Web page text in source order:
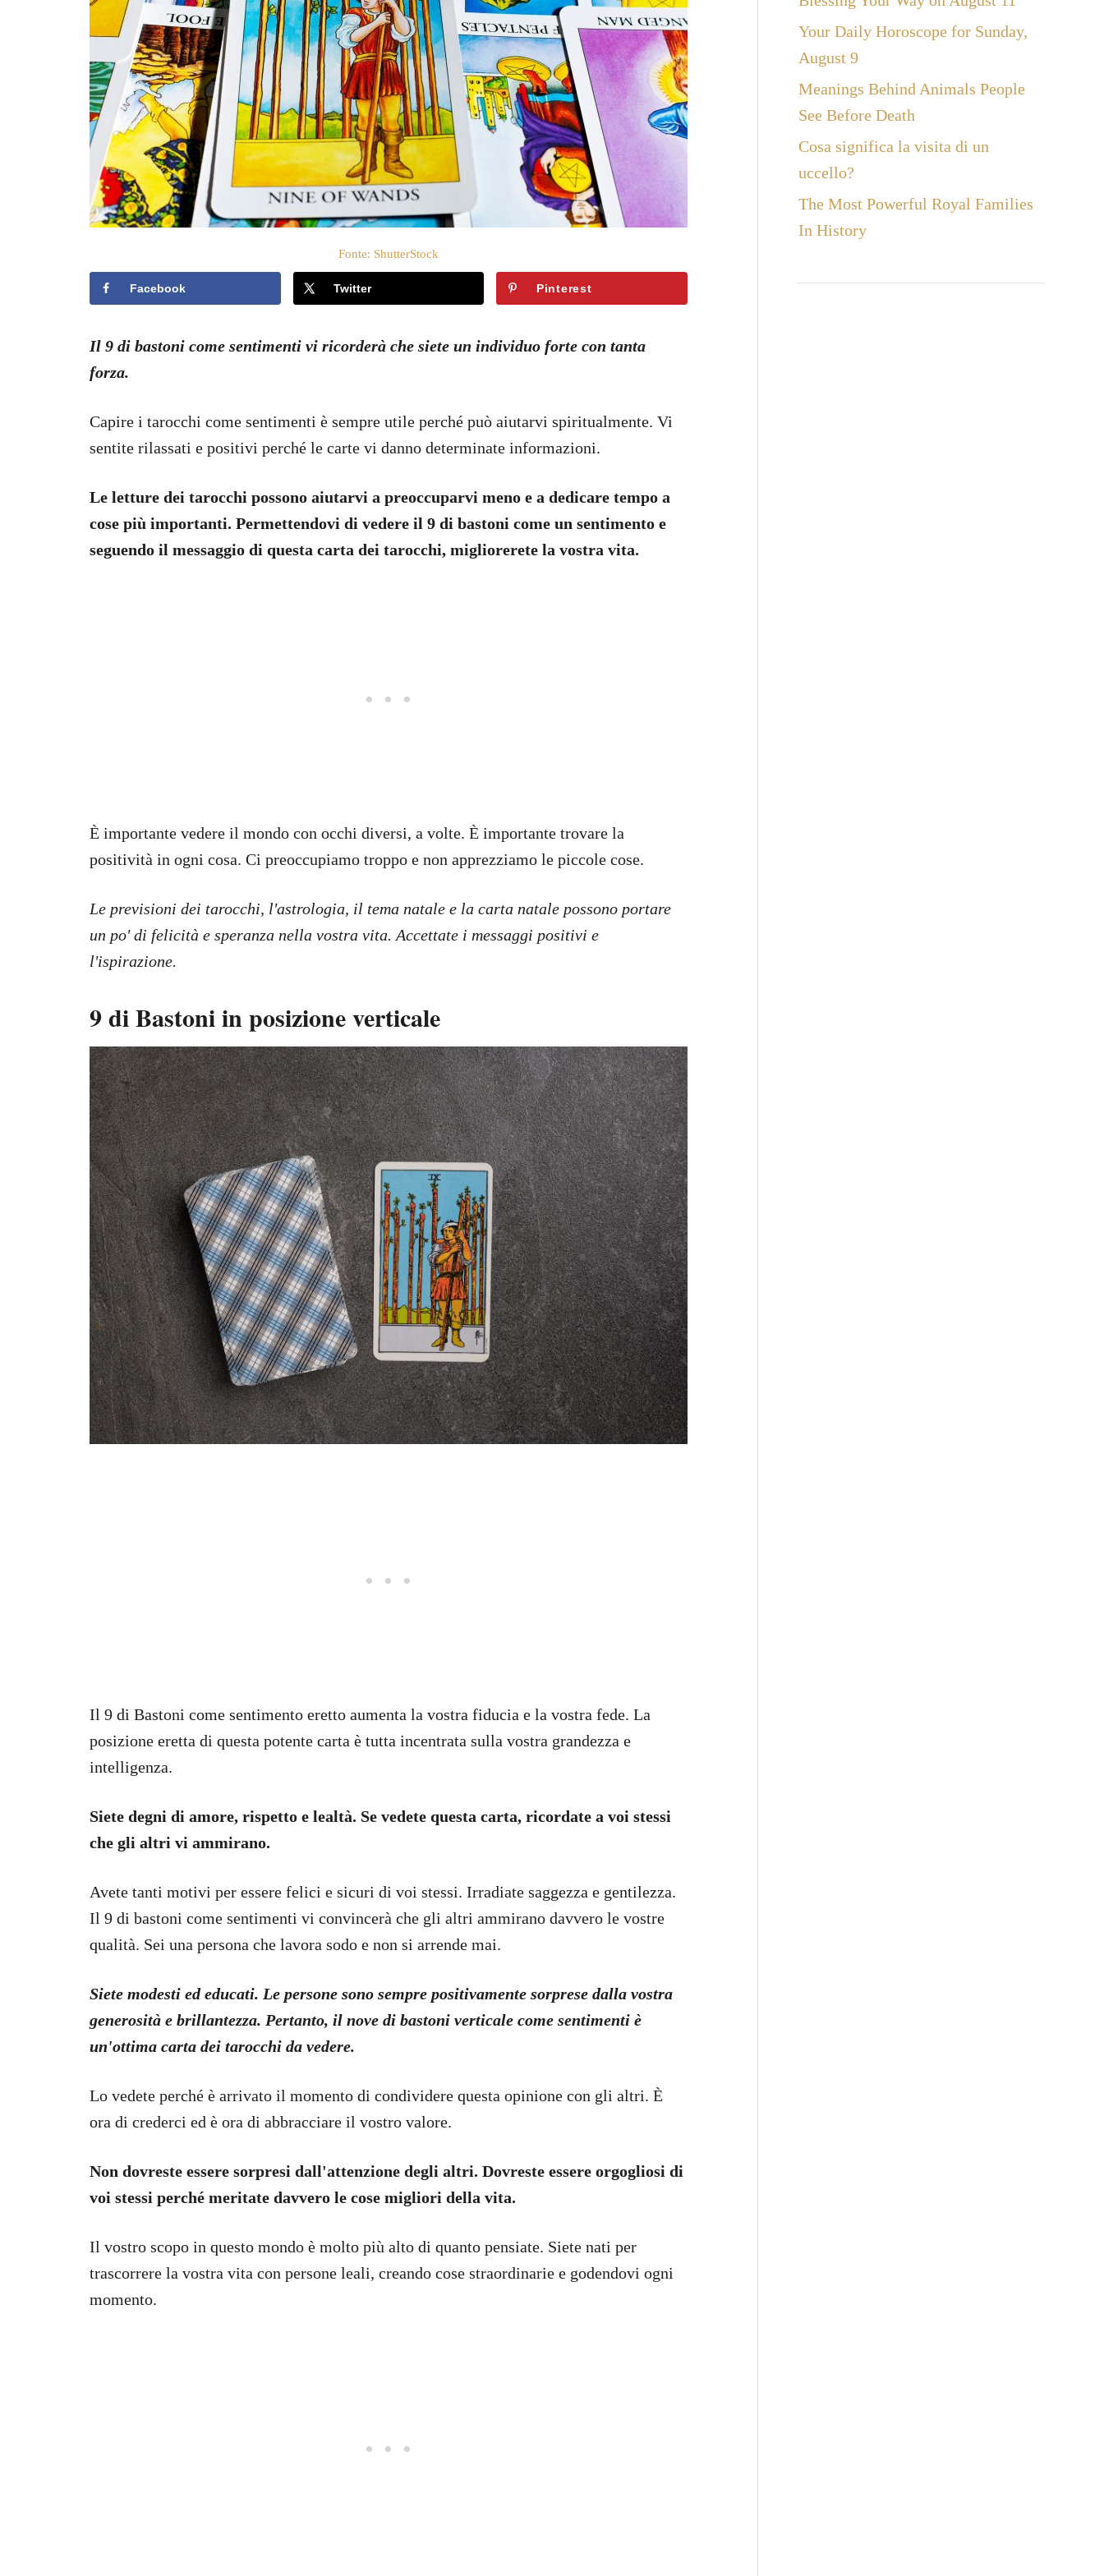
t
u
Fonte: ShutterStock
Facebook Twitter Pinterest
Il 9 di bastoni come sentimenti vi ricorderà che siete un individuo forte con tanta
forza.
Capire i tarocchi come sentimenti è sempre utile perché può aiutarvi spiritualmente. Vi
sentite rilassati e positivi perché le carte vi danno determinate informazioni.
Le letture dei tarocchi possono aiutarvi a preoccuparvi meno e a dedicare tempo a
cose più importanti. Permettendovi di vedere il 9 di bastoni come un sentimento e
seguendo il messaggio di questa carta dei tarocchi, migliorerete la vostra vita.
È importante vedere il mondo con occhi diversi, a volte. È importante trovare la
positività in ogni cosa. Ci preoccupiamo troppo e non apprezziamo le piccole cose.
Le previsioni dei tarocchi, l'astrologia, il tema natale e la carta natale possono portare
un po' di felicità e speranza nella vostra vita. Accettate i messaggi positivi e
l'ispirazione.
9 di Bastoni in posizione verticale
Il 9 di Bastoni come sentimento eretto aumenta la vostra fiducia e la vostra fede. La
posizione eretta di questa potente carta è tutta incentrata sulla vostra grandezza e
intelligenza.
Siete degni di amore, rispetto e lealtà. Se vedete questa carta, ricordate a voi stessi
che gli altri vi ammirano.
Avete tanti motivi per essere felici e sicuri di voi stessi. Irradiate saggezza e gentilezza.
Il 9 di bastoni come sentimenti vi convincerà che gli altri ammirano davvero le vostre
qualità. Sei una persona che lavora sodo e non si arrende mai.
Siete modesti ed educati. Le persone sono sempre positivamente sorprese dalla vostra
generosità e brillantezza. Pertanto, il nove di bastoni verticale come sentimenti è
un'ottima carta dei tarocchi da vedere.
Lo vedete perché è arrivato il momento di condividere questa opinione con gli altri. È
ora di crederci ed è ora di abbracciare il vostro valore.
Non dovreste essere sorpresi dall'attenzione degli altri. Dovreste essere orgogliosi di
voi stessi perché meritate davvero le cose migliori della vita.
Il vostro scopo in questo mondo è molto più alto di quanto pensiate. Siete nati per
trascorrere la vostra vita con persone leali, creando cose straordinarie e godendovi ogni
momento.
Your Daily Horoscope for Sunday,
August 9
Meanings Behind Animals People
See Before Death
Cosa significa la visita di un
uccello?
The Most Powerful Royal Families
In History